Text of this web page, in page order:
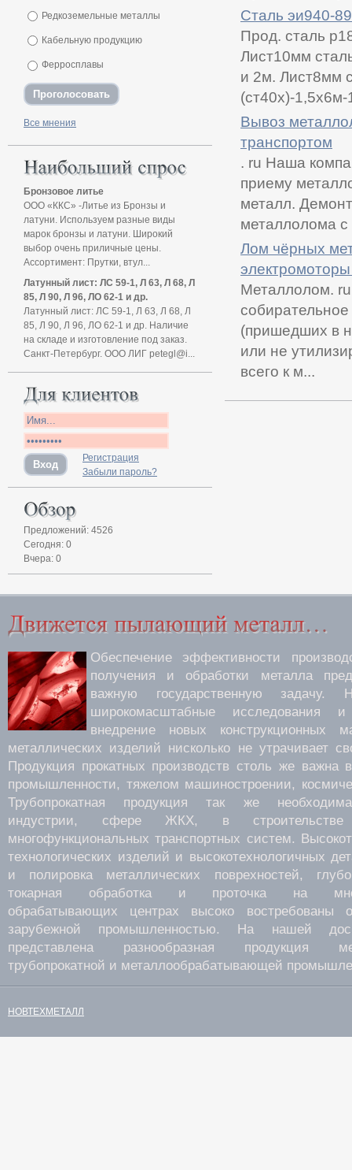
Сталь эи940-
Прод. сталь
Лист10мм
и 2м. Лист8мм
(ст40х)-
Вывоз
транспортом
. ru Наша
приему
металл.
металлолома с
Лом чёрных
Металлолом.
(пришедших в
или не
всего к м...
Редкоземельные металлы
Кабельную продукцию
Ферросплавы
Все мнения
Бронзовое литье
ООО «ККС» -Литье из Бронзы и
латуни. Используем разные виды
марок бронзы и латуни. Широкий
выбор очень приличные цены.
Ассортимент: Прутки, втул...
Латунный лист: ЛС 59-1, Л 63, Л 68, Л
85, Л 90, Л 96, ЛО 62-1 и др.
Латунный лист: ЛС 59-1, Л 63, Л 68, Л
85, Л 90, Л 96, ЛО 62-1 и др. Наличие
на складе и изготовление под заказ.
Санкт-Петербург. ООО ЛИГ petegl@i...
Регистрация
Забыли пароль?
Предложений: 4526
Сегодня: 0
Вчера: 0
Обеспечение эффективности
получения и обработки металла
важную государственную
широкомасштабные исследования
внедрение новых конструкционных
металлических изделий нисколько не утрачивает
Продукция прокатных производств столь же важна
промышленности, тяжелом машиностроении,
Трубопрокатная продукция так же
индустрии, сфере ЖКХ, в
многофункциональных транспортных систем.
технологических изделий и высокотехнологичных
и полировка металлических поврехностей,
токарная обработка и проточка на
обрабатывающих центрах высоко востребованы
зарубежной промышленностью. На нашей
представлена разнообразная продукция
трубопрокатной и металлообрабатывающей
НОВТЕХМЕТАЛЛ